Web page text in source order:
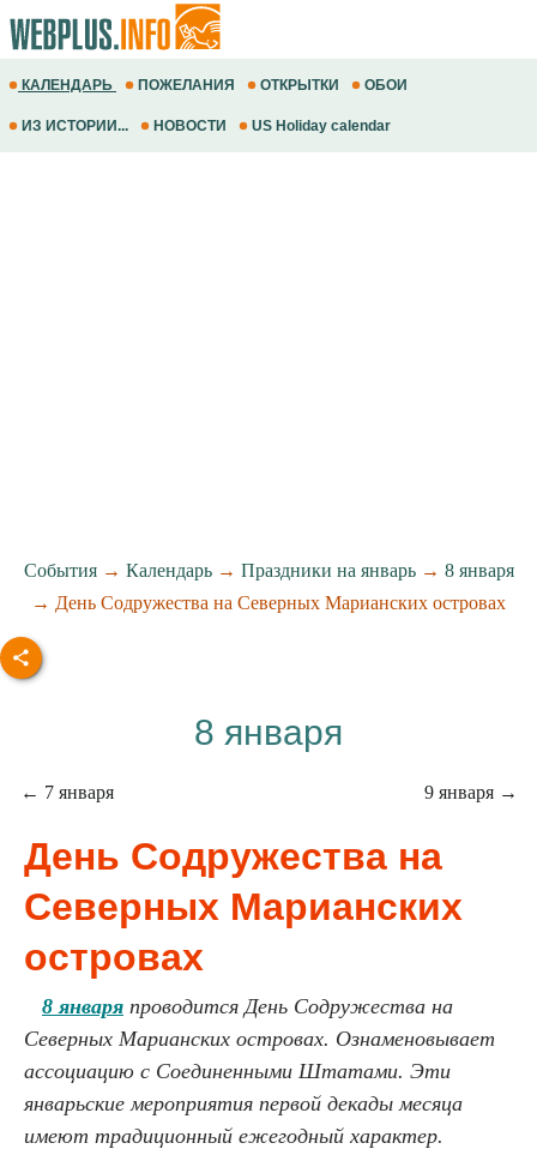
КАЛЕНДАРЬ ПОЖЕЛАНИЯ ОТКРЫТКИ ОБОИ
ИЗ ИСТОРИИ... НОВОСТИ US Holiday calendar
События→ Календарь→ Праздники на январь→ 8 января
→ День Содружества на Северных Марианских островах
8 января
← 7 января 9 января →
День Содружества на
Северных Марианских
островах
8 января проводится День Содружества на
Северных Марианских островах. Ознаменовывает
ассоциацию с Соединенными Штатами. Эти
январьские мероприятия первой декады месяца
имеют традиционный ежегодный характер.